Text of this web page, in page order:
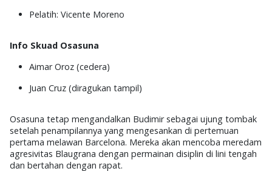
Pelatih: Vicente Moreno
Info Skuad Osasuna
Aimar Oroz (cedera)
Juan Cruz (diragukan tampil)
Osasuna tetap mengandalkan Budimirsebagai ujung tombak
setelah penampilannya yang mengesankan di pertemuan
pertama melawan Barcelona. Mereka akan mencoba meredam
agresivitas Blaugrana dengan permainan disiplin di lini tengah
dan bertahan dengan rapat.